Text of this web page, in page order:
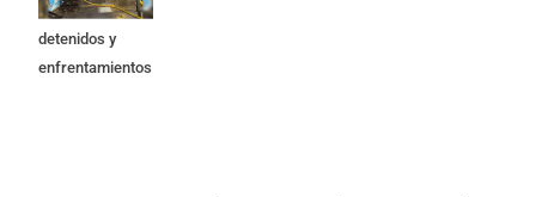
Privada: hubo
detenidos y
enfrentamientos